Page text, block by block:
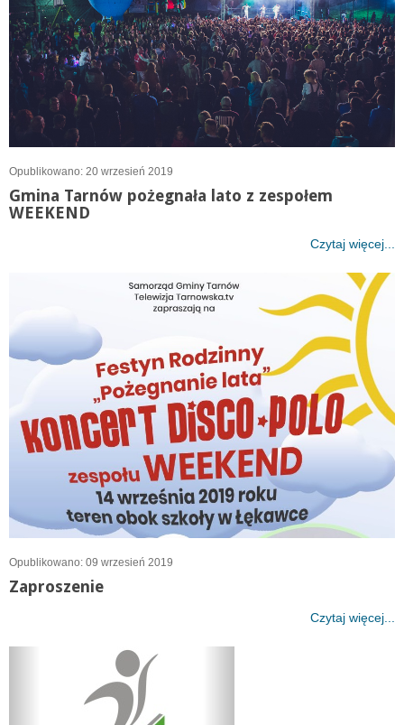
Opublikowano: 20 wrzesień 2019
Gmina Tarnów pożegnała lato z zespołem
WEEKEND
Czytaj więcej...
Opublikowano: 09 wrzesień 2019
Zaproszenie
Czytaj więcej...